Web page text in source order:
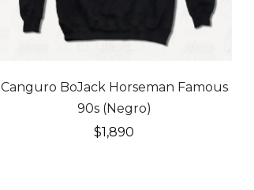
Canguro BoJack Horseman Famous
90s (Negro)
$1,890